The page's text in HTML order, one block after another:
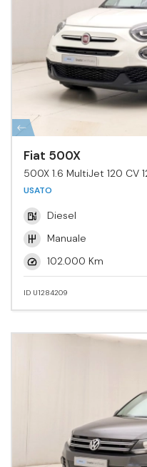
Fiat 500X
500X 1.6 MultiJet 120 CV
USATO
Diesel
Manuale
102.000 Km
ID U1284209